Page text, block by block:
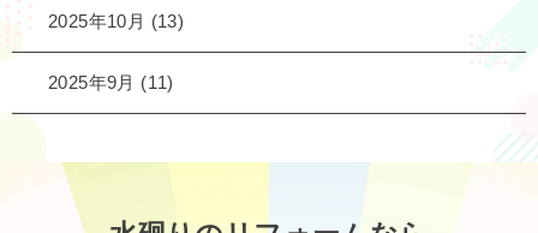
2025年10月 (13)
2025年9月 (11)